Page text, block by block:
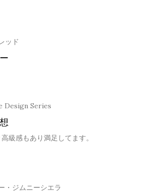
ッド
Design Series
級感もあり満足してます。
・ジムニーシエラ